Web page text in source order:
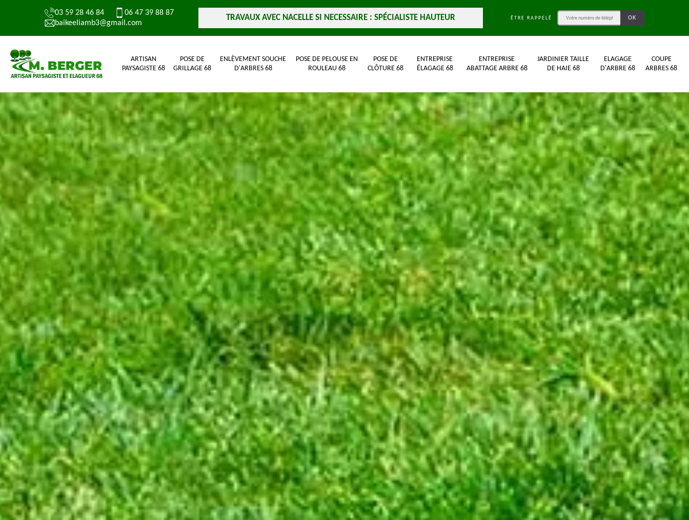
03 59 28 46 84
06 47 39 88 87
baikeeliamb3@gmail.com
TRAVAUX AVEC NACELLE SI NECESSAIRE : SPÉCIALISTE HAUTEUR ÊTRE RAPPELÉ
ARTISAN
PAYSAGISTE 68
POSE DE
GRILLAGE 68
ENLÈVEMENT SOUCHE
D'ARBRES 68
POSE DE PELOUSE EN
ROULEAU 68
POSE DE
CLÔTURE 68
ENTREPRISE
ÉLAGAGE 68
ENTREPRISE
ABATTAGE ARBRE 68
JARDINIER TAILLE
DE HAIE 68
ELAGAGE
D'ARBRE 68
COUPE
ARBRES 68